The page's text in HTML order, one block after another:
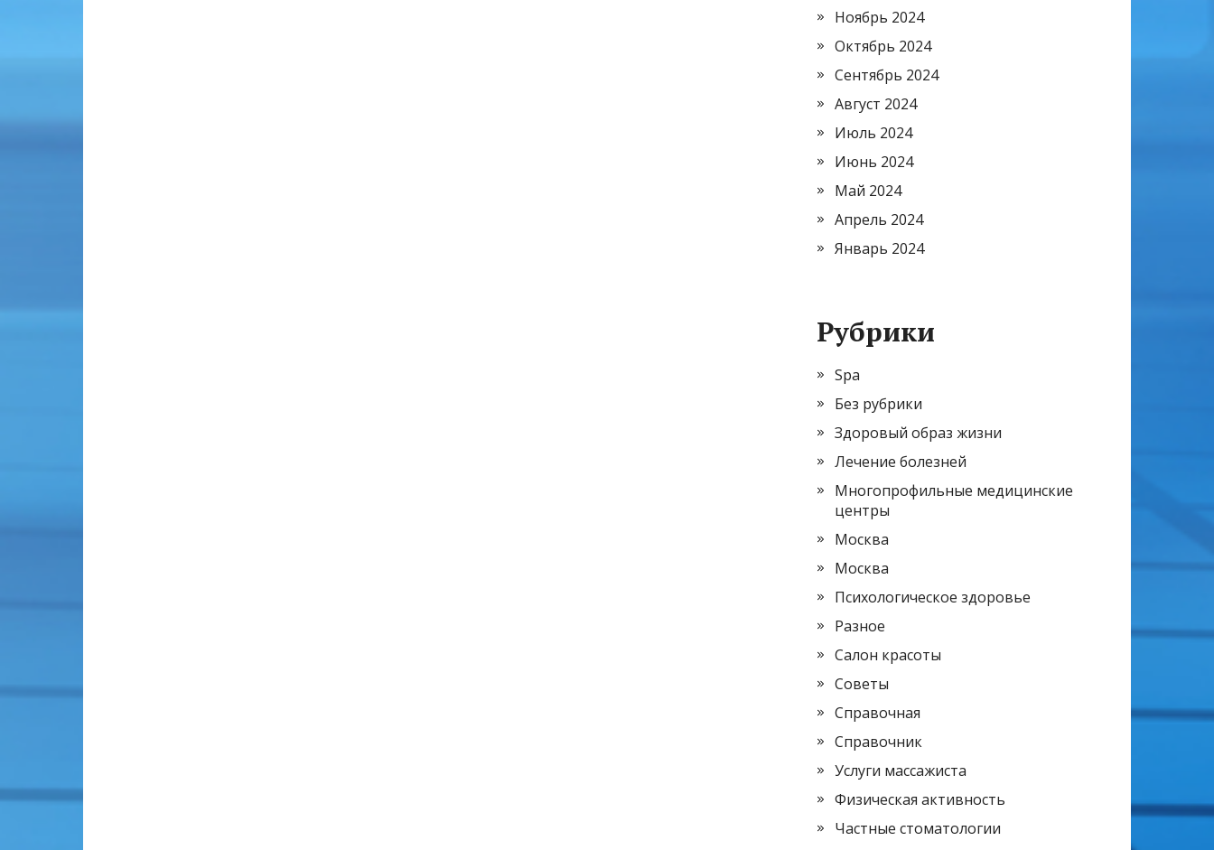
Ноябрь 2024
Октябрь 2024
Сентябрь 2024
Август 2024
Июль 2024
Июнь 2024
Май 2024
Апрель 2024
Январь 2024
Рубрики
Spa
Без рубрики
Здоровый образ жизни
Лечение болезней
Многопрофильные медицинские
центры
Москва
Москва
Психологическое здоровье
Разное
Салон красоты
Советы
Справочная
Справочник
Услуги массажиста
Физическая активность
Частные стоматологии